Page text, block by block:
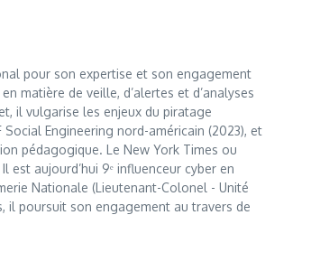
pour son expertise et son engagement
matière de veille, d’alertes et d’analyses
il vulgarise les enjeux du piratage
Engineering nord-américain (2023), et
pédagogique. Le New York Times ou
aujourd’hui 9ᵉ influenceur cyber en
Nationale (Lieutenant-Colonel - Unité
il poursuit son engagement au travers de